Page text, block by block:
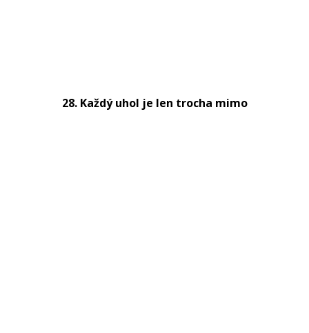
28. Každý uhol je len trocha mimo